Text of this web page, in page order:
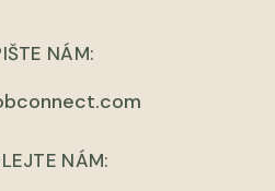
NÁM:
NÁM: